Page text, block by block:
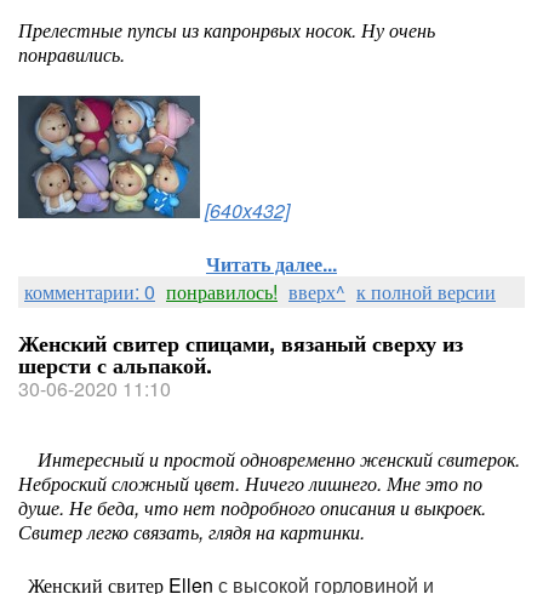
Прелестные пупсы из капронрвых носок. Ну очень
понравились.
[640x432]
Читать далее...
комментарии: 0 понравилось! вверх^ к полной версии
Женский свитер спицами, вязаный сверху из
шерсти с альпакой.
30-06-2020 11:10
Интересный и простой одновременно женский свитерок.
Неброский сложный цвет. Ничего лишнего. Мне это по
душе. Не беда, что нет подробного описания и выкроек.
Свитер легко связать, глядя на картинки.
Женский свитер Ellen с высокой горловиной и